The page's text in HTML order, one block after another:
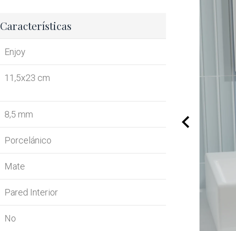
Características
Enjoy
11,5x23 cm
8,5 mm
Porcelánico
Mate
Pared Interior
No